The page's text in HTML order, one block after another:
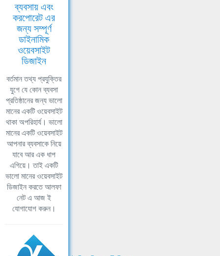
ব্যবসায় এবং
করপোরেট এর
জন্য সম্পূর্ণ
ডাইনামিক
ওয়েবসাইট
ডিজাইন
বর্তমান তথ্য প্রযুক্তির
যুগে যে কোন ব্যবসা
প্রতিষ্ঠানের জন্য ভালো
মানের একটি ওয়েবসাইট
থাকা অপরিহার্য। ভালো
মানের একটি ওয়েবসাইট
আপনার ব্যবসাকে নিয়ে
যাবে আর এক ধাপ
এগিয়ে। তাই একটি
ভালো মানের ওয়েবসাইট
ডিজাইন করতে আলফা
নেট এ আজ ই
যোগাযোগ করুন।